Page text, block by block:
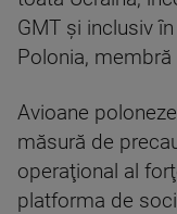
GMT şi inclusiv
Polonia, membră
Avioane
măsură de
operaţional al
platforma de